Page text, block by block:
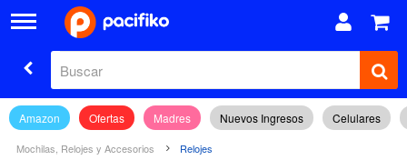
Amazon Ofertas Madres Nuevos Ingresos Celulares
Mochilas, Relojes y Accesorios Relojes